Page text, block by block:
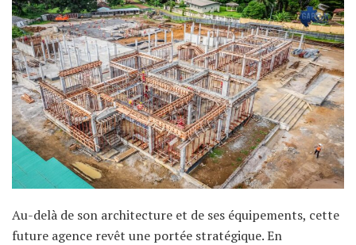
Au-delà de son architecture et de ses équipements, cette
future agence revêt une portée stratégique. En